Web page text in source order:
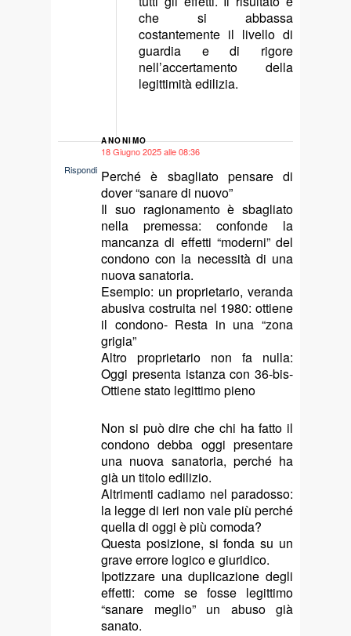
che si abbassa
costantemente il livello di
guardia e di rigore
nell’accertamento della
legittimità edilizia.
ANONIMO
18 Giugno 2025 alle 08:36
Perché è sbagliato pensare di
dover “sanare di nuovo”
Il suo ragionamento è sbagliato
nella premessa: confonde la
mancanza di effetti “moderni” del
condono con la necessità di una
nuova sanatoria.
Esempio: un proprietario, veranda
abusiva costruita nel 1980: ottiene
il condono- Resta in una “zona
grigia”
Altro proprietario non fa nulla:
Oggi presenta istanza con 36-bis-
Ottiene stato legittimo pieno
Non si può dire che chi ha fatto il
condono debba oggi presentare
una nuova sanatoria, perché ha
già un titolo edilizio.
Altrimenti cadiamo nel paradosso:
la legge di ieri non vale più perché
quella di oggi è più comoda?
Questa posizione, si fonda su un
grave errore logico e giuridico.
Ipotizzare una duplicazione degli
effetti: come se fosse legittimo
“sanare meglio” un abuso già
sanato.
Rispondi